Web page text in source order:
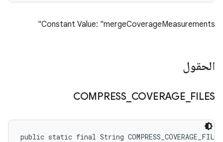
Constant Value: "mergeCoverageMeasurements"
الحقول
COMPRESS_ COVERAGE FILES
public static final String COMPRESS_COVERAGE_FILES